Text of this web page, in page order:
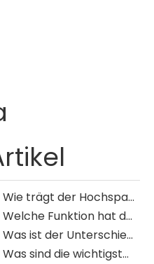
Wie trägt der Hochspannungs-MCCB zur Energieeinsparung und Kostensenkung bei?
Welche Funktion hat der Primärtransformator?
Was ist der Unterschied zwischen MCCB und MCB?
Was sind die wichtigsten Sicherheitsvorrichtungen, die mit Transformatoren erhältlich sind?